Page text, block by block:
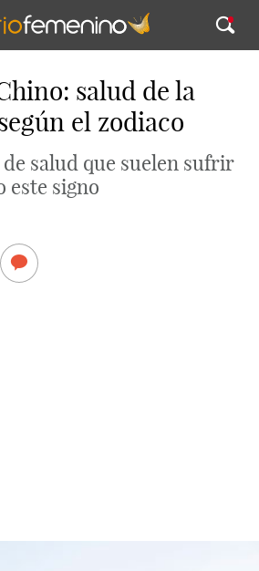
salud de la
el zodiaco
salud que suelen sufrir
este signo